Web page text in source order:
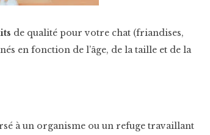
de qualité pour votre chat (friandises,
en fonction de l’âge, de la taille et de la
à un organisme ou un refuge travaillant